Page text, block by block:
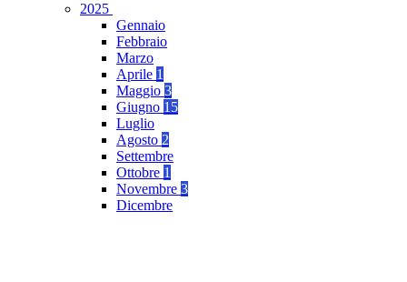
2025
Gennaio
Febbraio
Marzo
Aprile 1
Maggio 3
Giugno 15
Luglio
Agosto 2
Settembre
Ottobre 1
Novembre 3
Dicembre